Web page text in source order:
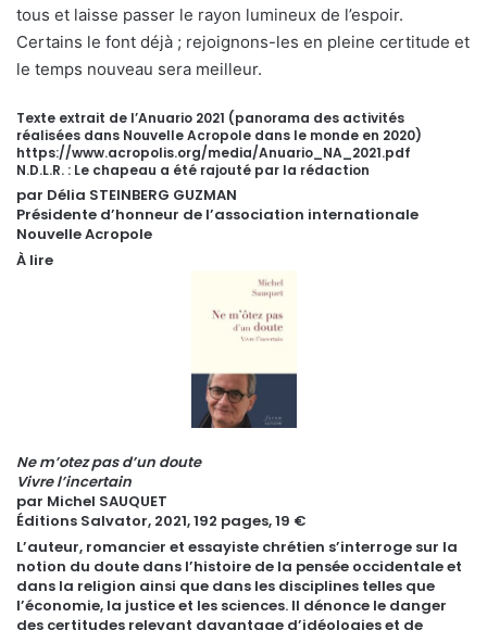
tous et laisse passer le rayon lumineux de l’espoir.
Certains le font déjà ; rejoignons-les en pleine certitude et
le temps nouveau sera meilleur.
Texte extrait de l’Anuario 2021 (panorama des activités
réalisées dans Nouvelle Acropole dans le monde en 2020)
https://www.acropolis.org/media/Anuario_NA_2021.pdf
N.D.L.R. : Le chapeau a été rajouté par la rédaction
par Délia STEINBERG GUZMAN
Présidente d’honneur de l’association internationale
Nouvelle Acropole
À lire
Ne m’otez pas d’un doute
Vivre l’incertain
par Michel SAUQUET
Éditions Salvator, 2021, 192 pages, 19 €
L’auteur, romancier et essayiste chrétien s’interroge sur la
notion du doute dans l’histoire de la pensée occidentale et
dans la religion ainsi que dans les disciplines telles que
l’économie, la justice et les sciences. Il dénonce le danger
des certitudes relevant davantage d’idéologies et de